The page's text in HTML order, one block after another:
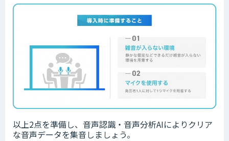
以上2点を準備し、音声認識・音声分析AIによりクリア
な音声データを集音しましょう。